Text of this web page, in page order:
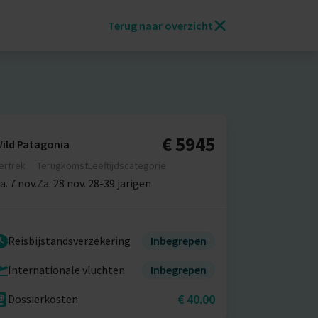
Terug naar overzicht
Patagonia € 5945
7 nov.
Terugkomst
Za. 28 nov.
Leeftijdscategorie
28-39 jarigen
Reisbijstandsverzekering Inbegrepen
Internationale vluchten Inbegrepen
Dossierkosten € 40.00